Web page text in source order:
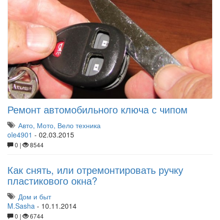
Ремонт автомобильного ключа с чипом
Авто, Мото, Вело техника
ole4901 - 02.03.2015
0 | 8544
Как снять, или отремонтировать ручку
пластикового окна?
Дом и быт
M.Sasha - 10.11.2014
0 | 6744